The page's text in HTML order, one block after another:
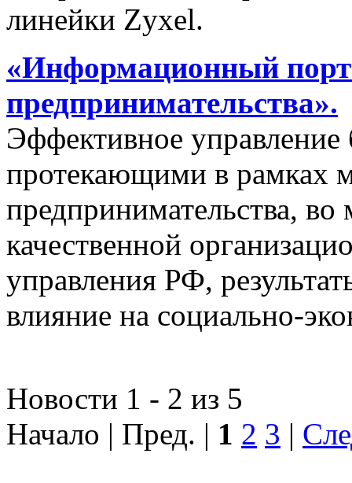
линейки Zyxel.
«Информационный
предпринимательства».
Эффективное управление
протекающими в рамках
предпринимательства,
качественной
управления РФ,
влияние на социально-
Новости 1 - 2 из 5
Начало | Пред. | 1 2 3 |